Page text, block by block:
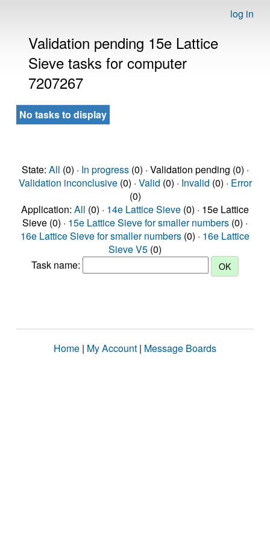
log in
Validation pending 15e Lattice
Sieve tasks for computer
7207267
No tasks to display
State: All (0) · In progress(0) · Validation pending (0) ·
Validation inconclusive(0) · Valid (0) · Invalid (0) · Error
(0)
Application: All (0) · 14e Lattice Sieve (0) · 15e Lattice
Sieve (0) · 15e Lattice Sieve for smaller numbers (0) ·
16e Lattice Sieve for smaller numbers (0) · 16e Lattice
Sieve V5 (0)
Task name:
Home | My Account | Message Boards